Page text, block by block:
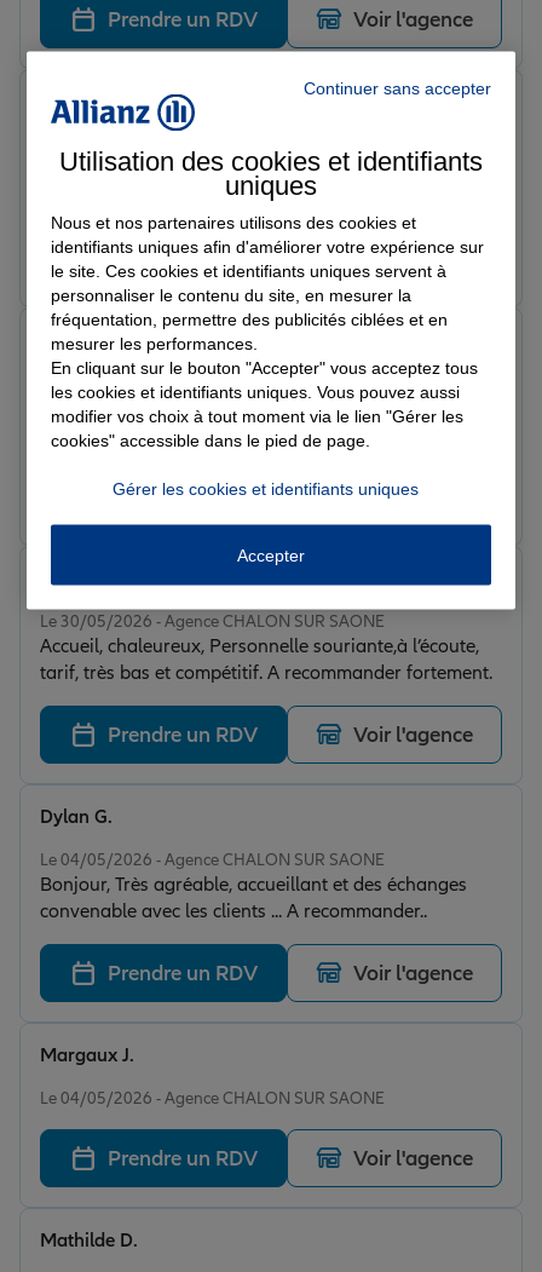
Prendre un RDV Voir l'agence
Note de 5 sur 5
Accueil très agréable (Mme JACQUET) pour l’ouverture
de notre dossier, qui a su répondre à toutes mes
interrogations. Je recommande cette agence.
Amandine A.
Prendre un RDV Voir l'agence
Note de 5 sur 5
Le 11/06/2026 - Agence CHALON SUR SAONE
Je recommande vivement ! Léo m’a proposé une offre
très intéressante pour mon assurance habitation et
pare-brise. Je n’ai absolument rien eu à faire, il s’est
habitation. Un service au top, rapide, efficace et très
accompagnement ! 😊
Sarah J.
Prendre un RDV Voir l'agence
Le 30/05/2026 - Agence CHALON SUR SAONE
Accueil, chaleureux, Personnelle souriante,à l’écoute,
tarif, très bas et compétitif. A recommander fortement.
AlloMaconTaxi
Prendre un RDV Voir l'agence
Le 04/05/2026 - Agence CHALON SUR SAONE
Bonjour, Très agréable, accueillant et des échanges
convenable avec les clients ... A recommander..
Dylan G.
Prendre un RDV Voir l'agence
Le 04/05/2026 - Agence CHALON SUR SAONE
Margaux J.
Prendre un RDV Voir l'agence
Mathilde D.
Continuer sans accepter
Utilisation des cookies et identifiants
uniques
Nous et nos partenaires utilisons des cookies et
identifiants uniques afin d'améliorer votre expérience sur
le site. Ces cookies et identifiants uniques servent à
personnaliser le contenu du site, en mesurer la
fréquentation, permettre des publicités ciblées et en
mesurer les performances.
En cliquant sur le bouton "Accepter" vous acceptez tous
les cookies et identifiants uniques. Vous pouvez aussi
modifier vos choix à tout moment via le lien "Gérer les
cookies" accessible dans le pied de page.
Gérer les cookies et identifiants uniques
Accepter